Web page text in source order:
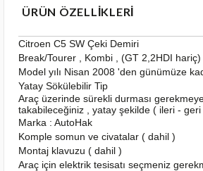
ÜRÜN ÖZELLIKLERI
Citroen C5 SW Çeki Demiri
Break/Tourer , Kombi , (GT 2,2HDI hariç)
Model yılı Nisan 2008 'den günümüze
Yatay Sökülebilir Tip
Araç üzerinde sürekli durması
takabileceğiniz , yatay şekilde ( ileri -
Marka : AutoHak
Komple somun ve civatalar ( dahil )
Montaj klavuzu ( dahil )
Araç için elektrik tesisatı seçmeniz